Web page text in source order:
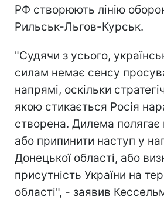
РФ створюють лінію
Рильськ-Льгов-Курськ.
"Судячи з усього,
силам немає сенсу
напрямі, оскільки
якою стикається Росія
створена. Дилема полягає
або припинити наступ у
Донецької області, або
присутність України на
області", - заявив